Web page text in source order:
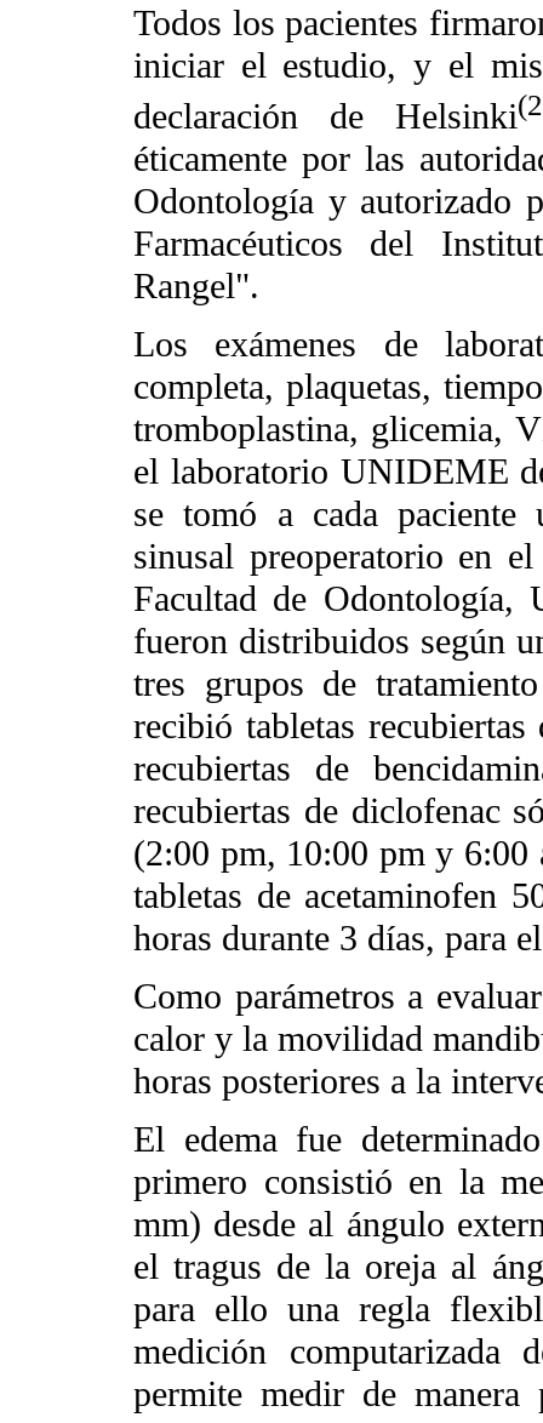
Todos los pacientes
iniciar el estudio, y el
declaración de Helsinki
éticamente por las
Odontología y autorizado
Farmacéuticos del
Rangel".
Los exámenes de
completa, plaquetas,
tromboplastina, glicemia,
el laboratorio UNIDEME
se tomó a cada paciente
sinusal preoperatorio en
Facultad de Odontología,
fueron distribuidos según
tres grupos de
recibió tabletas
recubiertas de
recubiertas de diclofenac
(2:00 pm, 10:00 pm y 6:00
tabletas de acetaminofen
horas durante 3 días, para
Como parámetros a
calor y la movilidad
horas posteriores a la
El edema fue
primero consistió en la
mm) desde al ángulo
el tragus de la oreja al
para ello una regla
medición computarizada
permite medir de